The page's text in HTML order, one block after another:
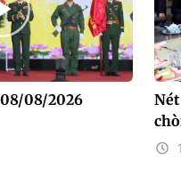
08/2026